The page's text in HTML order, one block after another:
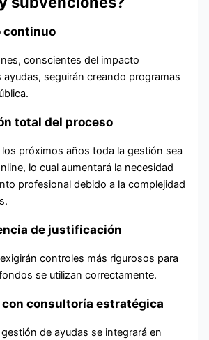
continuo
conscientes del impacto
seguirán creando programas
total del proceso
los próximos años toda la gestión sea
lo cual aumentará la necesidad
profesional debido a la complejidad
de justificación
controles más rigurosos para
se utilizan correctamente.
consultoría estratégica
de ayudas se integrará en